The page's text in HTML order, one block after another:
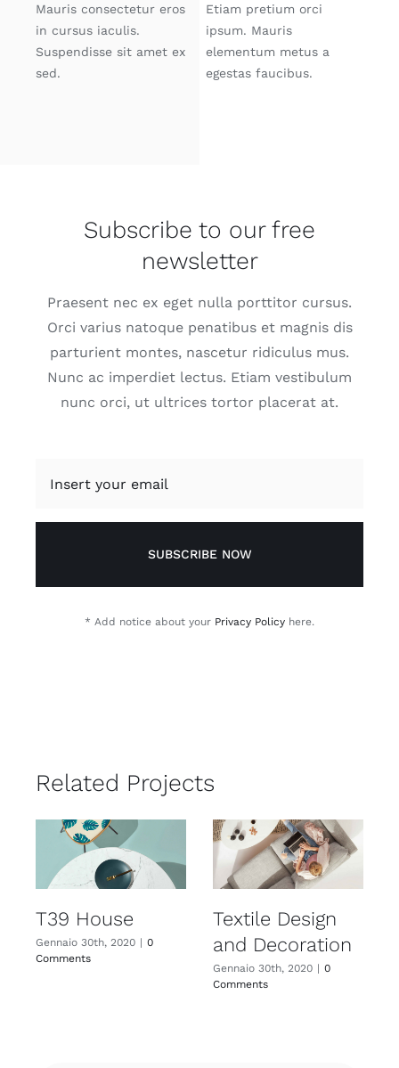
Mauris consectetur eros
in cursus iaculis.
Suspendisse sit amet ex
sed.
Etiam pretium orci
ipsum. Mauris
elementum metus a
egestas faucibus.
Subscribe to our free
newsletter
Praesent nec ex eget nulla porttitor cursus.
Orci varius natoque penatibus et magnis dis
parturient montes, nascetur ridiculus mus.
Nunc ac imperdiet lectus. Etiam vestibulum
nunc orci, ut ultrices tortor placerat at.
SUBSCRIBE NOW
* Add notice about your Privacy Policy here.
Related Projects
T39 House
Gennaio 30th, 2020 | 0
Comments
Textile Design
and Decoration
Gennaio 30th, 2020 | 0
Comments